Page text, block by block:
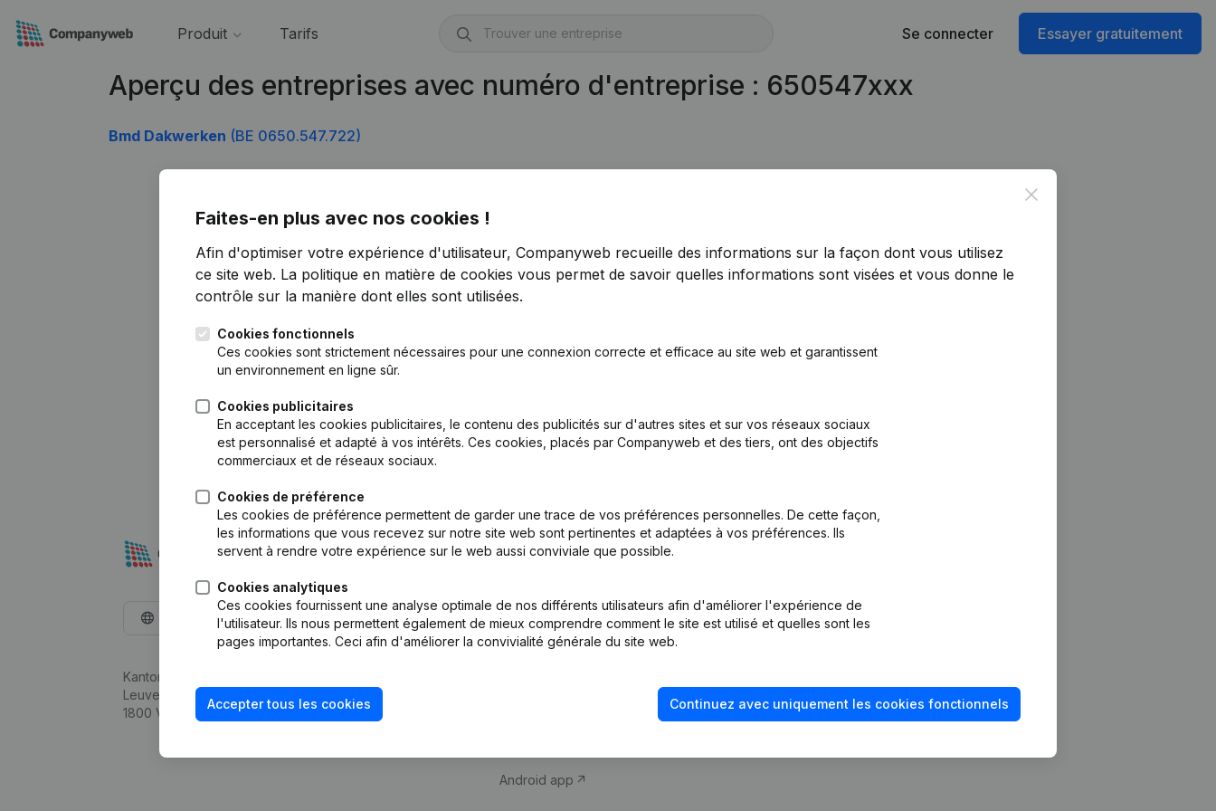
Produit Tarifs Se connecter Essayer gratuitement
Aperçu des entreprises avec numéro d'entreprise : 650547xxx
Bmd Dakwerken (BE 0650.547.722)
Close
Faites-en plus avec nos cookies !
Afin d'optimiser votre expérience d'utilisateur, Companyweb recueille des informations sur la façon dont vous utilisez
ce site web. La politique en matière de cookies vous permet de savoir quelles informations sont visées et vous donne le
contrôle sur la manière dont elles sont utilisées.
Cookies fonctionnels
Ces cookies sont strictement nécessaires pour une connexion correcte et efficace au site web et garantissent
un environnement en ligne sûr.
Cookies publicitaires
En acceptant les cookies publicitaires, le contenu des publicités sur d'autres sites et sur vos réseaux sociaux
est personnalisé et adapté à vos intérêts. Ces cookies, placés par Companyweb et des tiers, ont des objectifs
commerciaux et de réseaux sociaux.
Cookies de préférence
Les cookies de préférence permettent de garder une trace de vos préférences personnelles. De cette façon,
les informations que vous recevez sur notre site web sont pertinentes et adaptées à vos préférences. Ils
servent à rendre votre expérience sur le web aussi conviviale que possible.
Cookies analytiques
Ces cookies fournissent une analyse optimale de nos différents utilisateurs afin d'améliorer l'expérience de
l'utilisateur. Ils nous permettent également de mieux comprendre comment le site est utilisé et quelles sont les
pages importantes. Ceci afin d'améliorer la convivialité générale du site web.
Accepter tous les cookies Continuez avec uniquement les cookies fonctionnels
Français
Kantorenpark Everest
Leuvensesteenweg 248D,
1800 Vilvoorde
Produit
d’entreprise
Monitoring
Android app
fraude
Consulter des comptes annuels
Vérification de la solvabilité